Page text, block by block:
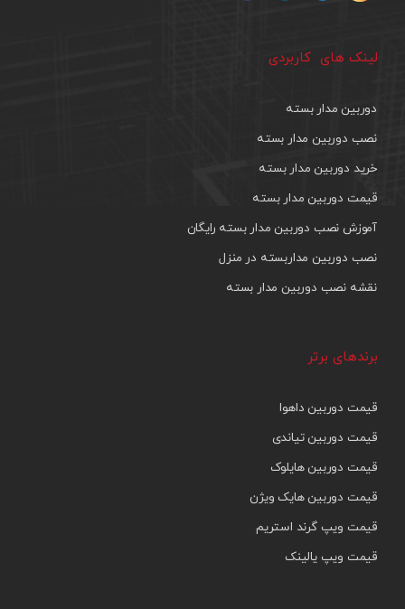
لینک های کاربردی
دوربین مدار بسته
نصب دوربین مدار بسته
خرید دوربین مدار بسته
قیمت دوربین مدار بسته
آموزش نصب دوربین مدار بسته رایگان
نصب دوربین مداربسته در منزل
نقشه نصب دوربین مدار بسته
برندهای برتر
قیمت دوربین داهوا
قیمت دوربین تیاندی
قیمت دوربین هایلوک
قیمت دوربین هایک ویژن
قیمت ویپ گرند استریم
قیمت ویپ یالینک